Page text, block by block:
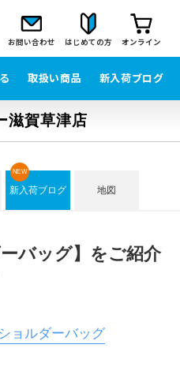
お問い合わせ はじめての方 オンライン
取扱い商品 新入荷ブログ
滋賀草津店
新入荷ブログ
NEW
地図
バッグ】をご紹介
ョルダーバッグ